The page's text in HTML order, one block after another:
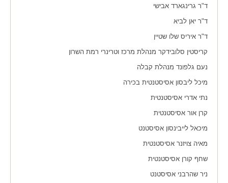
ד"ר גרינגארד אבישי
ד"ר יאן לביא
ד"ר איריס שלו שטיין
קריסטין סלובידקר מנהלת מרכז וטרינרי רמת השרון
נעם גלפונד מנהלת קבלה
מיכל ליבסון אסיסטנטית בכירה
נתי אדרי אסיסטנטית
קרן אור אסיסטנטית
מיכאל לייבינסון אסיסטנט
מאיה צויזנר אסיסטנטית
שחף קורן אסיסטנטית
ניר שהרבני אסיסטנט